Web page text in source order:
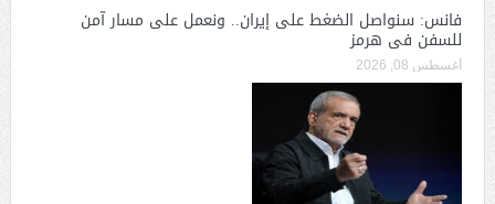
فانس: سنواصل الضغط على إيران.. ونعمل على مسار آمن
للسفن فى هرمز
أغسطس 08, 2026